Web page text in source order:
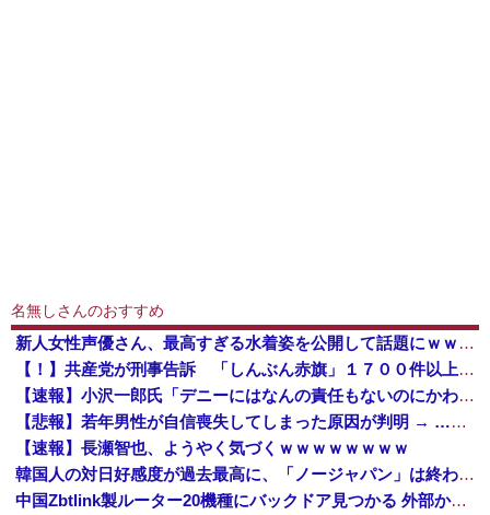
名無しさんのおすすめ
新人女性声優さん、最高すぎる水着姿を公開して話題にｗｗｗｗｗｗ
【！】共産党が刑事告訴 「しんぶん赤旗」１７００件以上の虚偽購読申し込み 「厳重な処罰を求める」
【速報】小沢一郎氏「デニーにはなんの責任もないのにかわいそう、不幸なこと利用し悪宣伝する人にしっかり対応を」
【悲報】若年男性が自信喪失してしまった原因が判明 → ………
【速報】長瀬智也、ようやく気づくｗｗｗｗｗｗｗｗ
韓国人の対日好感度が過去最高に、「ノージャパン」は終わった？＝ネット「中国より100倍いい」
中国Zbtlink製ルーター20機種にバックドア見つかる 外部から完全制御のおそれ